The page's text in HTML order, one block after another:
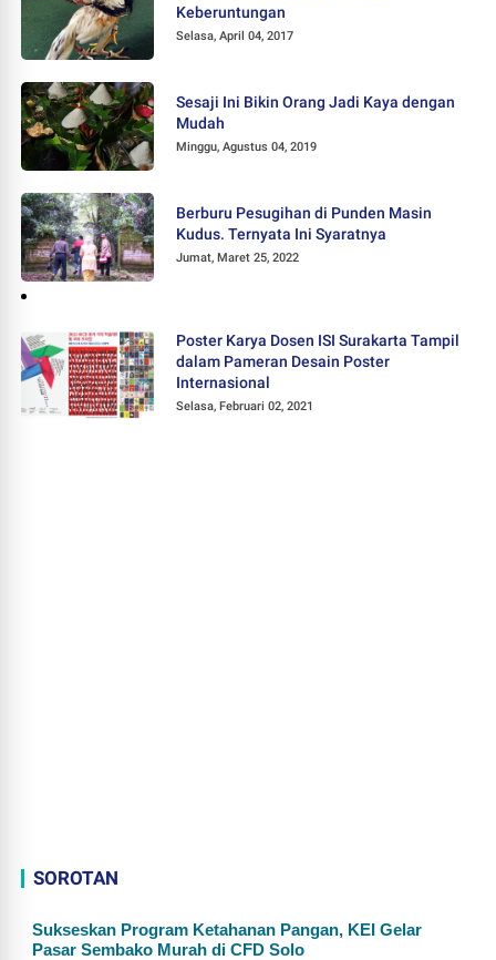
Keberuntungan
Selasa, April 04, 2017
Sesaji Ini Bikin Orang Jadi Kaya dengan
Mudah
Minggu, Agustus 04, 2019
Berburu Pesugihan di Punden Masin
Kudus. Ternyata Ini Syaratnya
Jumat, Maret 25, 2022
Poster Karya Dosen ISI Surakarta Tampil
dalam Pameran Desain Poster
Internasional
Selasa, Februari 02, 2021
SOROTAN
Sukseskan Program Ketahanan Pangan, KEI Gelar
Pasar Sembako Murah di CFD Solo